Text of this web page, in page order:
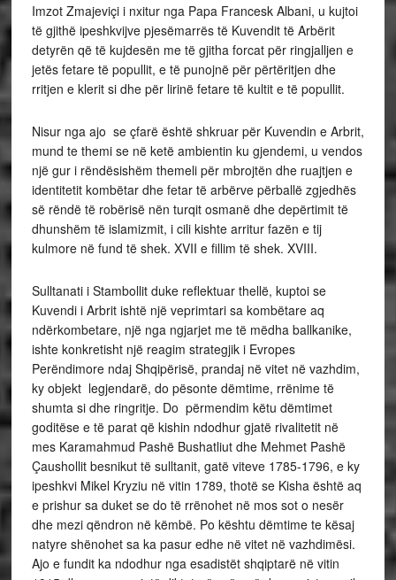
Imzot Zmajeviçi i nxitur nga Papa Francesk Albani, u kujtoi
të gjithë ipeshkvijve pjesëmarrës të Kuvendit të Arbërit
detyrën që të kujdesën me të gjitha forcat për ringjalljen e
jetës fetare të popullit, e të punojnë për përtëritjen dhe
rritjen e klerit si dhe për lirinë fetare të kultit e të popullit.
Nisur nga ajo se çfarë është shkruar për Kuvendin e Arbrit,
mund te themi se në ketë ambientin ku gjendemi, u vendos
një gur i rëndësishëm themeli për mbrojtën dhe ruajtjen e
identitetit kombëtar dhe fetar të arbërve përballë zgjedhës
së rëndë të robërisë nën turqit osmanë dhe depërtimit të
dhunshëm të islamizmit, i cili kishte arritur fazën e tij
kulmore në fund të shek. XVII e fillim të shek. XVIII.
Sulltanati i Stambollit duke reflektuar thellë, kuptoi se
Kuvendi i Arbrit ishtë një veprimtari sa kombëtare aq
ndërkombetare, një nga ngjarjet me të mëdha ballkanike,
ishte konkretisht një reagim strategjik i Evropes
Perëndimore ndaj Shqipërisë, prandaj në vitet në vazhdim,
ky objekt legjendarë, do pësonte dëmtime, rrënime të
shumta si dhe ringritje. Do përmendim këtu dëmtimet
goditëse e të parat që kishin ndodhur gjatë rivalitetit në
mes Karamahmud Pashë Bushatliut dhe Mehmet Pashë
Çaushollit besnikut të sulltanit, gatë viteve 1785-1796, e ky
ipeshkvi Mikel Kryziu në vitin 1789, thotë se Kisha është aq
e prishur sa duket se do të rrënohet në mos sot o nesër
dhe mezi qëndron në këmbë. Po kështu dëmtime te kësaj
natyre shënohet sa ka pasur edhe në vitet në vazhdimësi.
Ajo e fundit ka ndodhur nga esadistët shqiptarë në vitin